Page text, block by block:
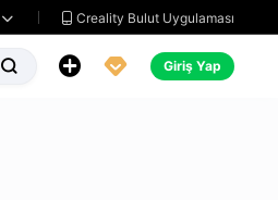
  Creality Bulut Uygulaması
   Giriş Yap